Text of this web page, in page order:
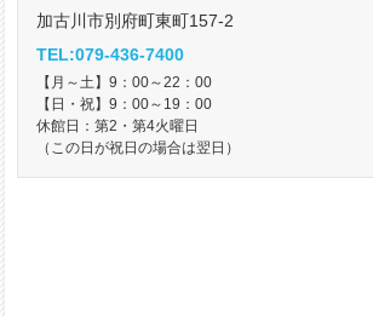
加古川市別府町東町157-2
TEL:079-436-7400
【月～土】9：00～22：00
【日・祝】9：00～19：00
休館日：第2・第4火曜日
（この日が祝日の場合は翌日）